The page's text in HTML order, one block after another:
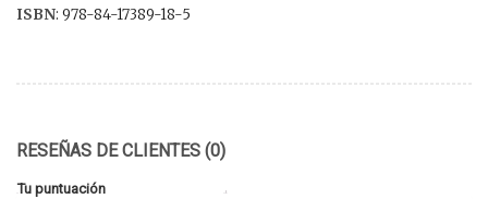
ISBN: 978-84-17389-18-5
RESEÑAS DE CLIENTES (0)
Tu puntuación